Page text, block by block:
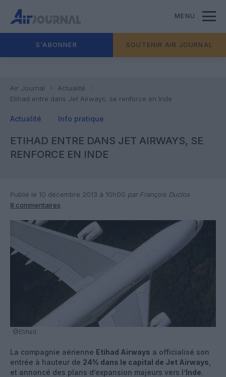
MENU
S'ABONNER SOUTENIR AIR JOURNAL
Air Journal
Actualité
Etihad entre dans Jet Airways, se renforce en Inde
Actualité Info pratique
ETIHAD ENTRE DANS JET AIRWAYS, SE
RENFORCE EN INDE
Publié le 10 décembre 2013 à 10h00 par François Duclos
8 commentaires
@Etihad
La compagnie aérienne Etihad Airways a officialisé son
entrée à hauteur de 24% dans le capital de Jet Airways
et annoncé des plans d’expansion majeurs vers l’Inde.